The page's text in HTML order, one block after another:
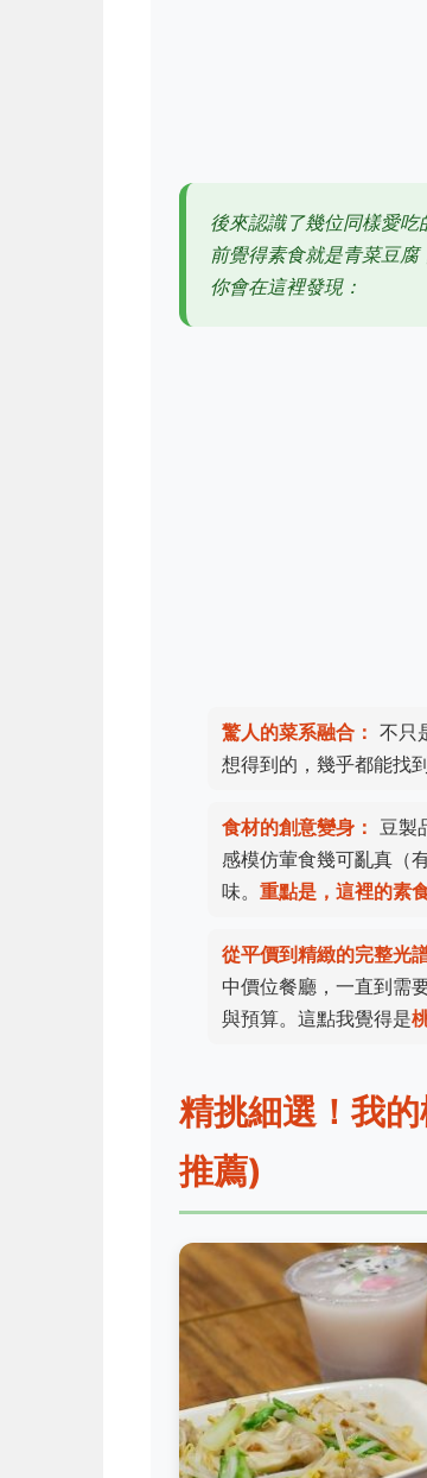
後來認識了幾位同樣愛
前覺得素食就是青菜豆
你會在這裡發現：
驚人的菜系融合： 不只
想得到的，幾乎都能找
食材的創意變身： 豆製
感模仿葷食幾可亂真（
味。 重點是，這裡的素
從平價到精緻的完整光
中價位餐廳，一直到需
與預算。這點我覺得是
精挑細選！我
推薦)